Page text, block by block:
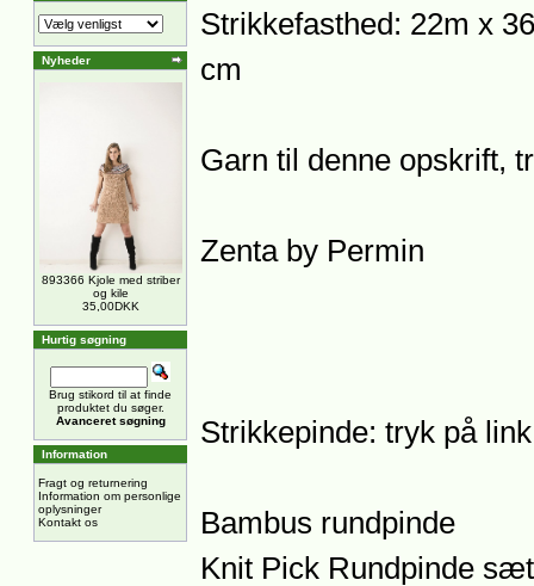
Nyheder
893366 Kjole med striber
og kile
35,00DKK
Hurtig søgning
Brug stikord til at finde
produktet du søger.
Avanceret søgning
Information
Fragt og returnering
Information om personlige
oplysninger
Kontakt os
Strikkefasthed: 22m x
cm
Garn til denne opskrift,
Zenta by Permin
Strikkepinde: tryk på
Bambus rundpinde
Knit Pick Rundpinde sæt